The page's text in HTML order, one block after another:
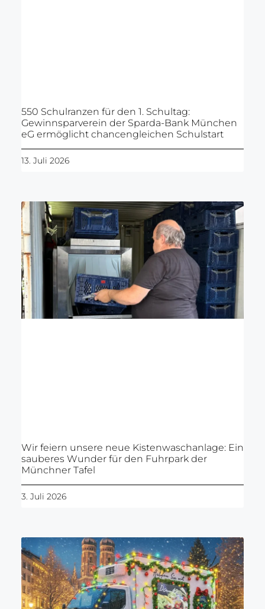
550 Schulranzen für den 1. Schultag:
Gewinnsparverein der Sparda-Bank München
eG ermöglicht chancengleichen Schulstart
13. Juli 2026
Wir feiern unsere neue Kistenwaschanlage: Ein
sauberes Wunder für den Fuhrpark der
Münchner Tafel
3. Juli 2026